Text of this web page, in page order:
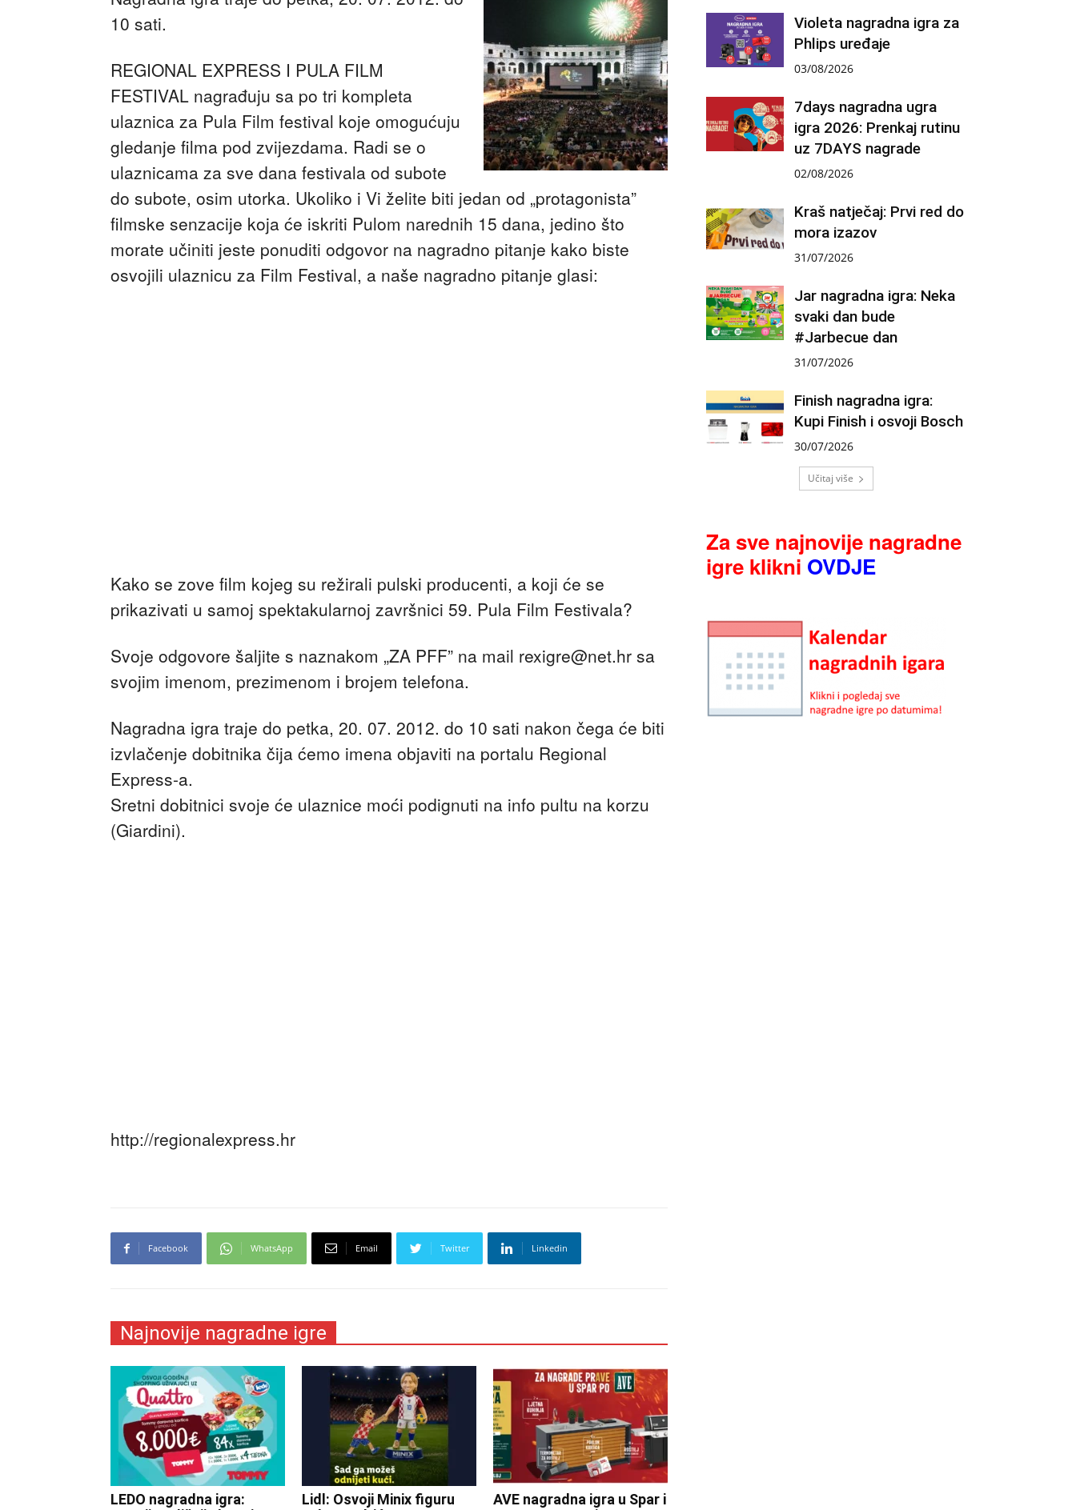
10 sati.
REGIONAL EXPRESS I PULA FILM
FESTIVAL nagrađuju sa po tri kompleta
ulaznica za Pula Film festival koje omogućuju
gledanje filma pod zvijezdama. Radi se o
ulaznicama za sve dana festivala od subote
do subote, osim utorka. Ukoliko i Vi želite biti jedan od „protagonista”
filmske senzacije koja će iskriti Pulom narednih 15 dana, jedino što
morate učiniti jeste ponuditi odgovor na nagradno pitanje kako biste
osvojili ulaznicu za Film Festival, a naše nagradno pitanje glasi:
Kako se zove film kojeg su režirali pulski producenti, a koji će se
prikazivati u samoj spektakularnoj završnici 59. Pula Film Festivala?
Svoje odgovore šaljite s naznakom „ZA PFF” na mail rexigre@net.hr sa
svojim imenom, prezimenom i brojem telefona.
Nagradna igra traje do petka, 20. 07. 2012. do 10 sati nakon čega će biti
izvlačenje dobitnika čija ćemo imena objaviti na portalu Regional
Express-a.
Sretni dobitnici svoje će ulaznice moći podignuti na info pultu na korzu
(Giardini).
http://regionalexpress.hr
Facebook WhatsApp Email Twitter Linkedin
Najnovije nagradne igre
LEDO nagradna igra:
Lidl: Osvoji Minix figuru
AVE nagradna igra u Spar i
Violeta nagradna igra za
Phlips uređaje
03/08/2026
7days nagradna ugra
igra 2026: Prenkaj rutinu
uz 7DAYS nagrade
02/08/2026
Kraš natječaj: Prvi red do
mora izazov
31/07/2026
Jar nagradna igra: Neka
svaki dan bude
#Jarbecue dan
31/07/2026
Finish nagradna igra:
Kupi Finish i osvoji Bosch
30/07/2026
Učitaj više
Za sve najnovije nagradne
igre klikni OVDJE